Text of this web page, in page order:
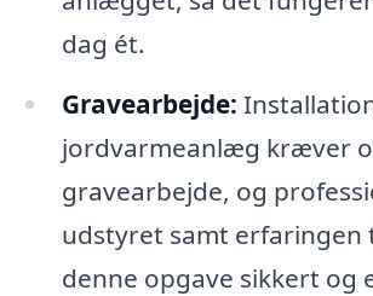
dag ét.
Gravearbejde:
jordvarmeanlæg kræver
gravearbejde, og
udstyret samt erfaringen
denne opgave sikkert og